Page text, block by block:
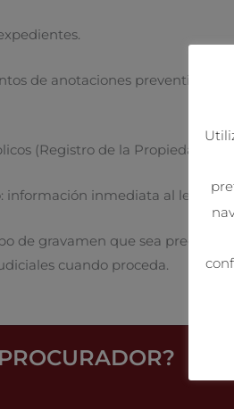
de anotaciones preventivas
(Registro de la Propiedad,
información inmediata al letrado.
de gravamen que sea preciso
cuando proceda.